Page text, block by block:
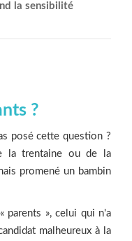
la sensibilité
?
posé cette question ?
la trentaine ou de la
promené un bambin
parents », celui qui n'a
malheureux à la